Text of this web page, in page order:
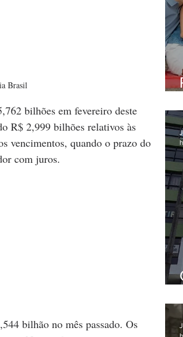
Brasil
bilhões em fevereiro deste
R$ 2,999 bilhões relativos às
vencimentos, quando o prazo do
com juros.
bilhão no mês passado. Os